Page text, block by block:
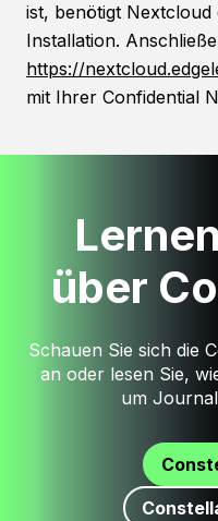
ist, benötigt
Installation.
https://
mit Ihrer Confidential
über
Schauen Sie sich die
an oder lesen Sie,
um